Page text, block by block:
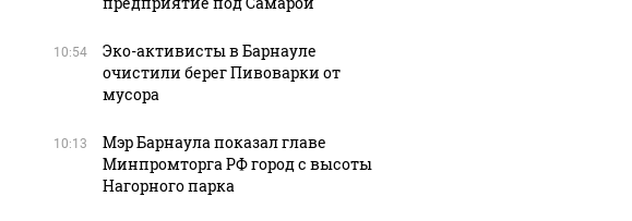
10:54
Эко-активисты в Барнауле
очистили берег Пивоварки от
мусора
10:13
Мэр Барнаула показал главе
Минпромторга РФ город с высоты
Нагорного парка